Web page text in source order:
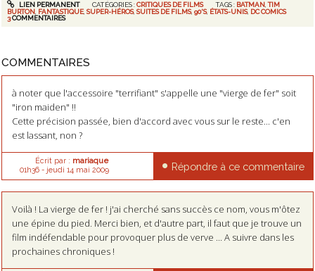
LIEN PERMANENT CATÉGORIES :CRITIQUES DE FILMS TAGS : BATMAN ,TIM
BURTON FANTASTIQUE ,SUPER-HÉROS,SUITES DE FILMS,90'S, ÉTATS-UNIS, DC COMICS
3COMMENTAIRES
COMMENTAIRES
à noter que l'accessoire "terrifiant" s'appelle une "vierge de fer" soit
"iron maiden" !!
Cette précision passée, bien d'accord avec vous sur le reste... c'en
est lassant, non ?
Écrit par : mariaque
01h36- jeudi 14 mai 2009 Répondre à ce commentaire
Voilà ! La vierge de fer ! j'ai cherché sans succès ce nom, vous m'ôtez
une épine du pied. Merci bien, et d'autre part, il faut que je trouve un
film indéfendable pour provoquer plus de verve ... A suivre dans les
prochaines chroniques !